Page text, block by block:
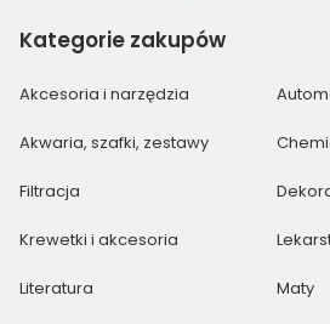
Kategorie zakupów
Akcesoria i narzędzia
Akwaria, szafki, zestawy
Filtracja
Krewetki i akcesoria
Literatura Maty